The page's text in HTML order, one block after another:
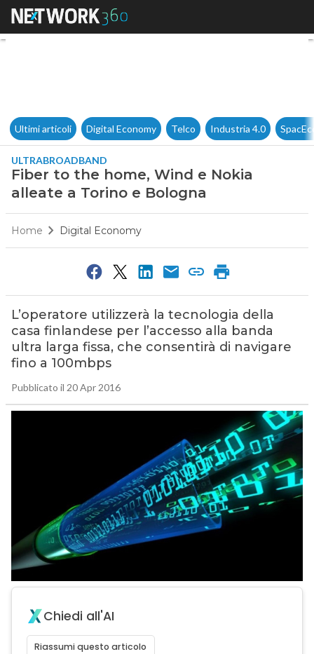
Fiber to the home, Wind e
Ultimi articoli Digital Economy Telco Industria 4.0
ULTRABROADBAND
Fiber to the home, Wind e Nokia
alleate a Torino e Bologna
Home Digital Economy
L’operatore utilizzerà la tecnologia della
casa finlandese per l’accesso alla banda
ultra larga fissa, che consentirà di navigare
fino a 100mbps
Pubblicato il 20 Apr 2016
Chiedi all'AI
Riassumi questo articolo